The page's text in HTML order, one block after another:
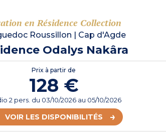
en Résidence Collection
Roussillon Cap d'Agde
Odalys Nakâra
Prix à partir de
128 €
2 pers. du 03/10/2026 au 05/10/2026
VOIR LES DISPONIBILITÉS